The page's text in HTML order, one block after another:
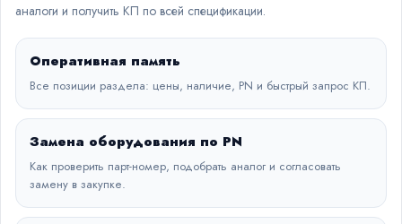
аналоги и получить КП по всей спецификации.
Оперативная память
Все позиции раздела: цены, наличие, PN и быстрый запрос КП.
Замена оборудования по PN
Как проверить парт-номер, подобрать аналог и согласовать
замену в закупке.